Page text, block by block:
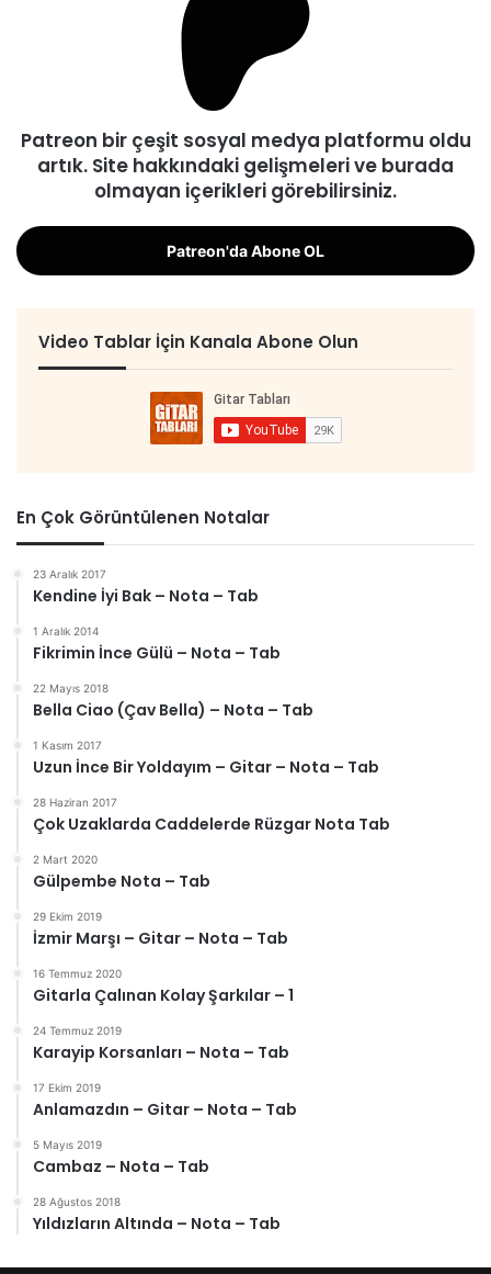
Patreon bir çeşit sosyal medya platformu oldu
artık. Site hakkındaki gelişmeleri ve burada
olmayan içerikleri görebilirsiniz.
Patreon'da Abone OL
Video Tablar İçin Kanala Abone Olun
En Çok Görüntülenen Notalar
23 Aralık 2017
Kendine İyi Bak – Nota – Tab
1 Aralık 2014
Fikrimin İnce Gülü – Nota – Tab
22 Mayıs 2018
Bella Ciao (Çav Bella) – Nota – Tab
1 Kasım 2017
Uzun İnce Bir Yoldayım – Gitar – Nota – Tab
28 Haziran 2017
Çok Uzaklarda Caddelerde Rüzgar Nota Tab
2 Mart 2020
Gülpembe Nota – Tab
29 Ekim 2019
İzmir Marşı – Gitar – Nota – Tab
16 Temmuz 2020
Gitarla Çalınan Kolay Şarkılar – 1
24 Temmuz 2019
Karayip Korsanları – Nota – Tab
17 Ekim 2019
Anlamazdın – Gitar – Nota – Tab
5 Mayıs 2019
Cambaz – Nota – Tab
28 Ağustos 2018
Yıldızların Altında – Nota – Tab